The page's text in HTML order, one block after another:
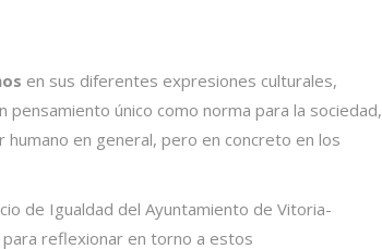
en sus diferentes expresiones culturales,
único como norma para la sociedad,
en general, pero en concreto en los
de Igualdad del Ayuntamiento de Vitoria-
para reflexionar en torno a estos